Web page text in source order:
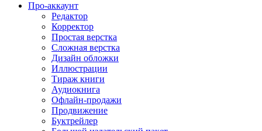
Про-аккаунт
Редактор
Корректор
Простая верстка
Сложная верстка
Дизайн обложки
Иллюстрации
Тираж книги
Аудиокнига
Офлайн-продажи
Продвижение
Буктрейлер